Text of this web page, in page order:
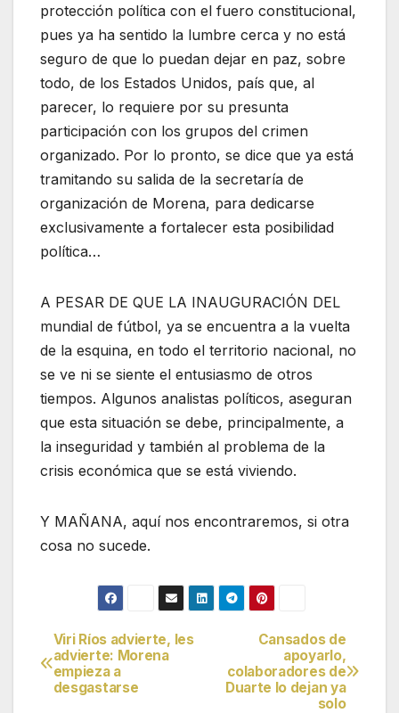
protección política con el fuero constitucional,
pues ya ha sentido la lumbre cerca y no está
seguro de que lo puedan dejar en paz, sobre
todo, de los Estados Unidos, país que, al
parecer, lo requiere por su presunta
participación con los grupos del crimen
organizado. Por lo pronto, se dice que ya está
tramitando su salida de la secretaría de
organización de Morena, para dedicarse
exclusivamente a fortalecer esta posibilidad
política…
A PESAR DE QUE LA INAUGURACIÓN DEL
mundial de fútbol, ya se encuentra a la vuelta
de la esquina, en todo el territorio nacional, no
se ve ni se siente el entusiasmo de otros
tiempos. Algunos analistas políticos, aseguran
que esta situación se debe, principalmente, a
la inseguridad y también al problema de la
crisis económica que se está viviendo.
Y MAÑANA, aquí nos encontraremos, si otra
cosa no sucede.
Navegación
de
Cansados de
apoyarlo,
colaboradores de
Duarte lo dejan ya
solo
Viri Ríos advierte, les
advierte: Morena
empieza a
desgastarse